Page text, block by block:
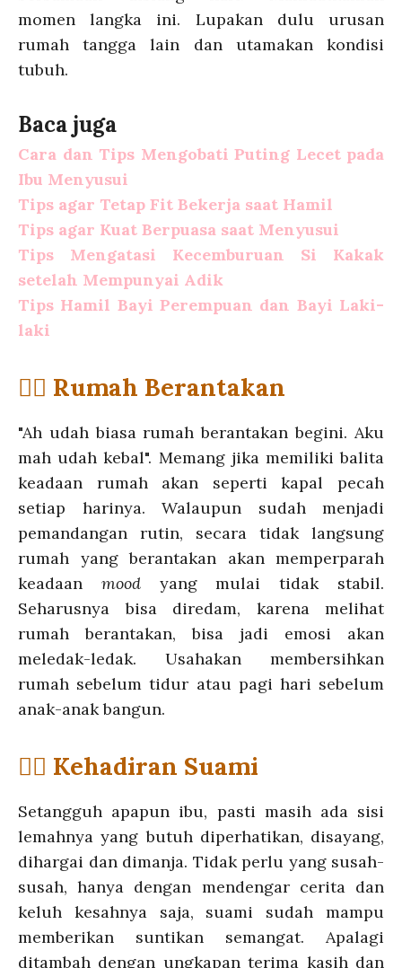
momen langka ini. Lupakan dulu urusan
rumah tangga lain dan utamakan kondisi
tubuh.
Baca juga
Cara dan Tips Mengobati Puting Lecet pada
Ibu Menyusui
Tips agar Tetap Fit Bekerja saat Hamil
Tips agar Kuat Berpuasa saat Menyusui
Tips Mengatasi Kecemburuan Si Kakak
setelah Mempunyai Adik
Tips Hamil Bayi Perempuan dan Bayi Laki-
laki
💁‍♀️ Rumah Berantakan
"Ah udah biasa rumah berantakan begini. Aku
mah udah kebal". Memang jika memiliki balita
keadaan rumah akan seperti kapal pecah
setiap harinya. Walaupun sudah menjadi
pemandangan rutin, secara tidak langsung
rumah yang berantakan akan memperparah
keadaan mood yang mulai tidak stabil.
Seharusnya bisa diredam, karena melihat
rumah berantakan, bisa jadi emosi akan
meledak-ledak. Usahakan membersihkan
rumah sebelum tidur atau pagi hari sebelum
anak-anak bangun.
💁‍♀️ Kehadiran Suami
Setangguh apapun ibu, pasti masih ada sisi
lemahnya yang butuh diperhatikan, disayang,
dihargai dan dimanja. Tidak perlu yang susah-
susah, hanya dengan mendengar cerita dan
keluh kesahnya saja, suami sudah mampu
memberikan suntikan semangat. Apalagi
ditambah dengan ungkapan terima kasih dan